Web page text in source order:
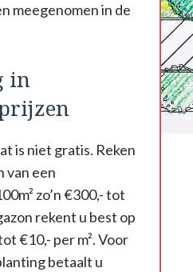
meegenomen in de
in
is niet gratis. Reken
van een
zo’n €300,- tot
rekent u best op
€10,- per m². Voor
betaalt u